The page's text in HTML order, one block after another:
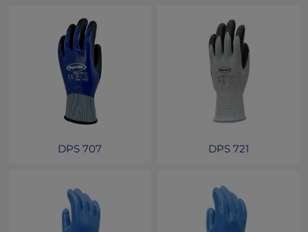
DPS 707 DPS 721